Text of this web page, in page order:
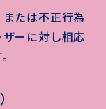
たは不正行為
ーに対し相応